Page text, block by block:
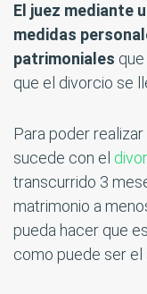
El juez mediante
medidas
patrimoniales
que el divorcio se
Para poder
sucede con el
transcurrido 3
matrimonio a
pueda hacer que
como puede ser el